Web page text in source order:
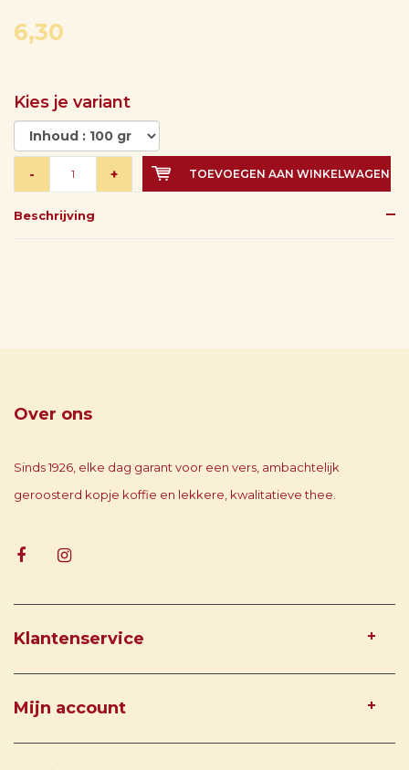
6,30
Kies je variant
- + TOEVOEGEN AAN WINKELWAGEN
Beschrijving
Over ons
Sinds 1926, elke dag garant voor een vers, ambachtelijk
geroosterd kopje koffie en lekkere, kwalitatieve thee.
Klantenservice
Mijn account